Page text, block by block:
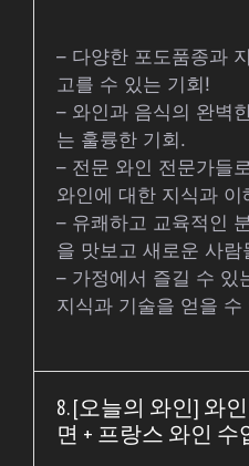
– 다양한 포도품종과
고를 수 있는 기회!
– 와인과 음식의 완벽
는 훌륭한 기회.
– 전문 와인 전문가들
와인에 대한 지식과
– 유쾌하고 교육적인
을 맛보고 새로운 사
– 가정에서 즐길 수 있
지식과 기술을 얻을 수
8. [오늘의 와인] 와
면 + 프랑스 와인 수